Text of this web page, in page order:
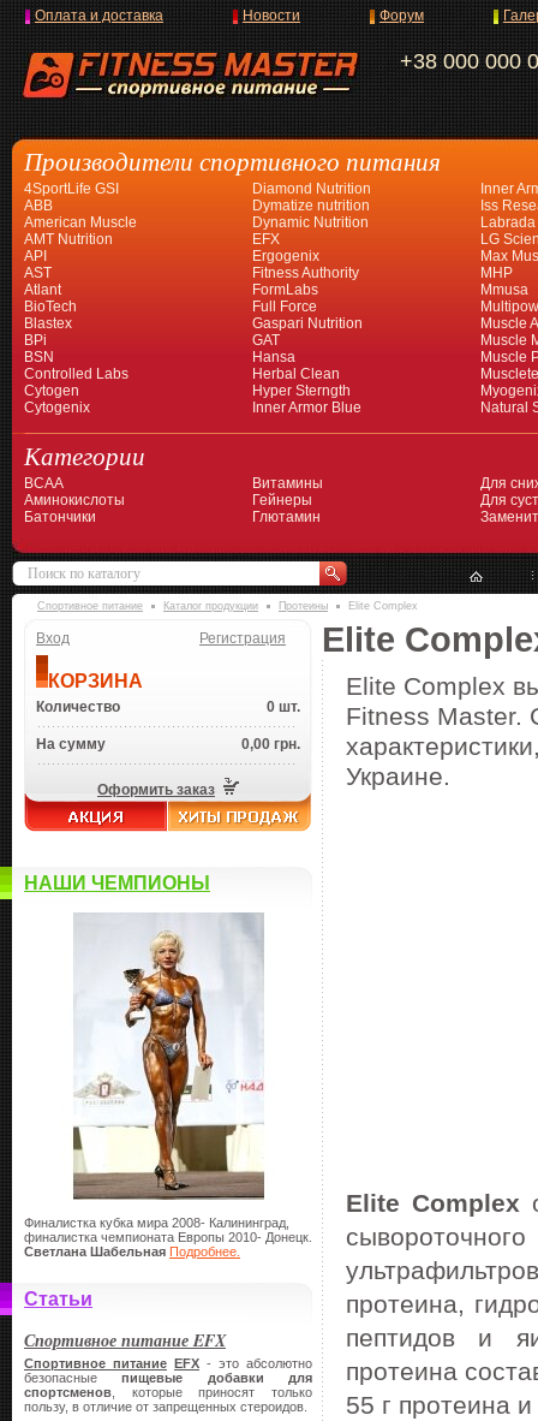
+38 000 000
Оплата и доставка Новости Форум
Производители спортивного питания
4SportLife GSI
ABB
American Muscle
AMT Nutrition
API
AST
Atlant
BioTech
Blastex
BPi
BSN
Controlled Labs
Cytogen
Cytogenix
Diamond Nutrition
Dymatize nutrition
Dynamic Nutrition
EFX
Ergogenix
Fitness Authority
FormLabs
Full Force
Gaspari Nutrition
GAT
Hansa
Herbal Clean
Hyper Sterngth
Inner Armor Blue
Inner
Iss
Labrada
LG
Max
MHP
Mmusa
Muscle
Muscle
Muscle
Natural
Категории
BCAA
Аминокислоты
Батончики
Витамины
Гейнеры
Глютамин
Для
Для
Спортивное питание Каталог продукции Протеины Elite Complex
Вход Регистрация
КОРЗИНА
Количество 0 шт.
На сумму 0,00 грн.
Оформить заказ
НАШИ ЧЕМПИОНЫ
Финалистка кубка мира 2008- Калининград,
финалистка чемпионата Европы 2010- Донецк.
Светлана Шабельная Подробнее.
Статьи
Спортивное питание EFX
Спортивное питание EFX - это абсолютно
безопасныепищевые добавки для
спортсменов , которые приносят только
пользу, в отличие от запрещенных стероидов.
Elite
Elite Complex
Fitness Master.
Украине.
Elite Complex
протеина,
пептидов и
протеина
55 г протеина